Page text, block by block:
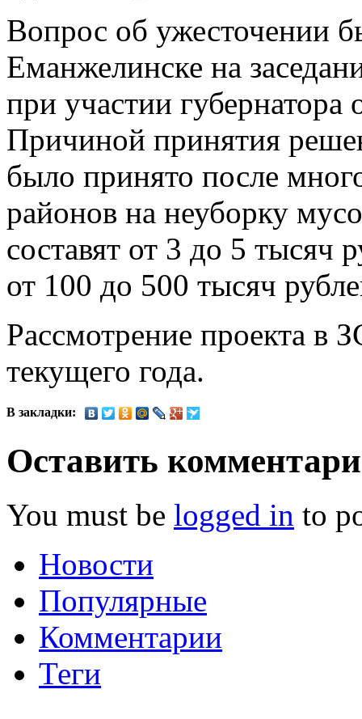
Вопрос об ужесточении
Еманжелинске на
при участии губернатора
Причиной принятия
было принято после
районов на неуборку
составят от 3 до 5
от 100 до 500 тысяч
Рассмотрение проекта в
текущего года.
В закладки:
Оставить
You must be logged in to
Новости
Популярные
Комментарии
Теги